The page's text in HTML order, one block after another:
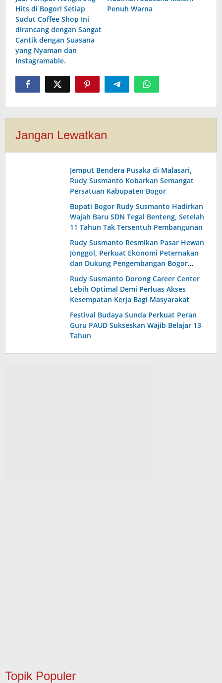
Hits di Bogor! Setiap
Sudut Coffee Shop Ini
dirancang dengan Sangat
Cantik dengan Suasana
yang Nyaman dan
Instagramable.
Penuh Warna
Jangan Lewatkan
Jemput Bendera Pusaka di Malasari,
Rudy Susmanto Kobarkan Semangat
Persatuan Kabupaten Bogor
Bupati Bogor Rudy Susmanto Hadirkan
Wajah Baru SDN Tegal Benteng, Setelah
11 Tahun Tak Tersentuh Pembangunan
Rudy Susmanto Resmikan Pasar Hewan
Jonggol, Perkuat Ekonomi Peternakan
dan Dukung Pengembangan Bogor
Timur
Rudy Susmanto Dorong Career Center
Lebih Optimal Demi Perluas Akses
Kesempatan Kerja Bagi Masyarakat
Festival Budaya Sunda Perkuat Peran
Guru PAUD Sukseskan Wajib Belajar 13
Tahun
Topik Populer